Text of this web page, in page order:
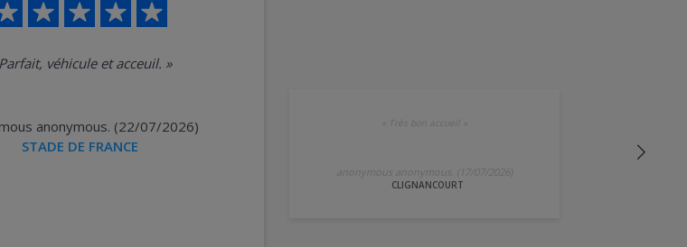
Parfait, véhicule et acceuil. »
anonymous. (22/07/2026)
STADE DE FRANCE
Très bon accueil
anonymous anonymous. (17/07/2026)
CLIGNANCOURT